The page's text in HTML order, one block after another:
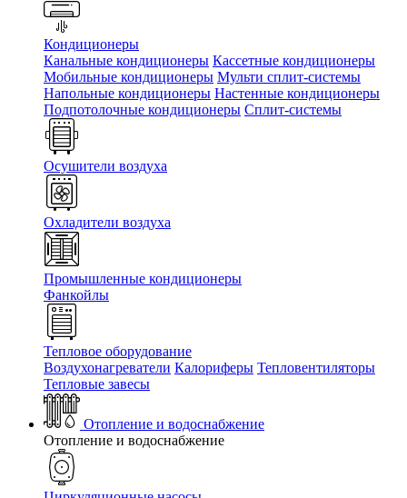
Кондиционеры
Канальные кондиционеры Кассетные кондиционеры
Мобильные кондиционеры Мульти сплит-системы
Напольные кондиционеры Настенные кондиционеры
Подпотолочные кондиционеры Сплит-системы
Осушители воздуха
Охладители воздуха
Промышленные кондиционеры
Фанкойлы
Тепловое оборудование
Воздухонагреватели Калориферы Тепловентиляторы
Тепловые завесы
Отопление и водоснабжение
Отопление и водоснабжение